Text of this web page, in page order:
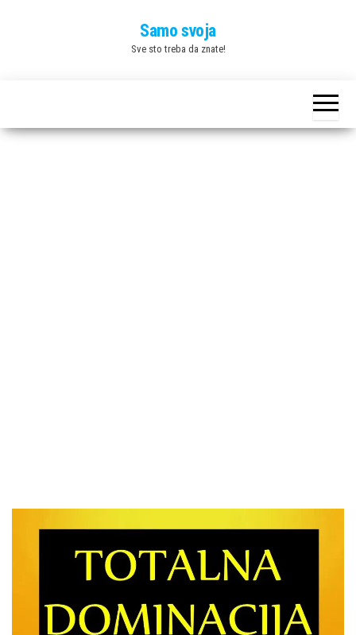
Samo svoja
Sve sto treba da znate!